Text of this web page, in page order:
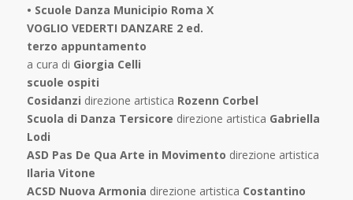
• Scuole Danza Municipio Roma X
VOGLIO VEDERTI DANZARE 2 ed.
terzo appuntamento
a cura di Giorgia Celli
scuole ospiti
Cosidanzi direzione artistica Rozenn Corbel
Scuola di Danza Tersicore direzione artistica Gabriella
Lodi
ASD Pas De Qua Arte in Movimento direzione artistica
Ilaria Vitone
ACSD Nuova Armonia direzione artistica Costantino